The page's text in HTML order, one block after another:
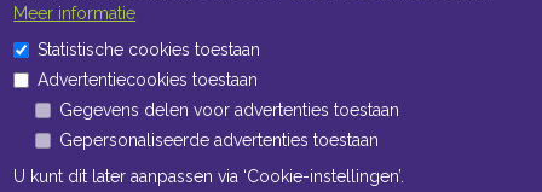
Meer informatie
Statistische cookies toestaan
Advertentiecookies toestaan
Gegevens delen voor advertenties toestaan
Gepersonaliseerde advertenties toestaan
U kunt dit later aanpassen via ‘Cookie-instellingen’.